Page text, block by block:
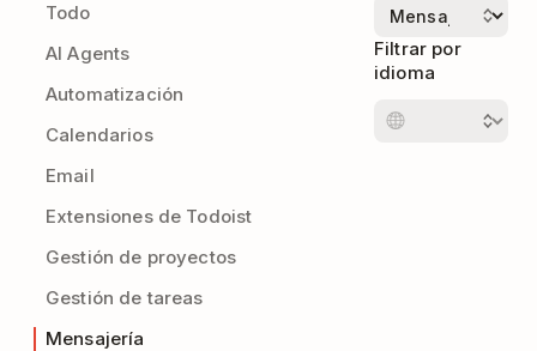
Todo
AI Agents
Automatización
Calendarios
Email
Extensiones de Todoist
Gestión de proyectos
Gestión de tareas
Mensajería
Filtrar por
idioma